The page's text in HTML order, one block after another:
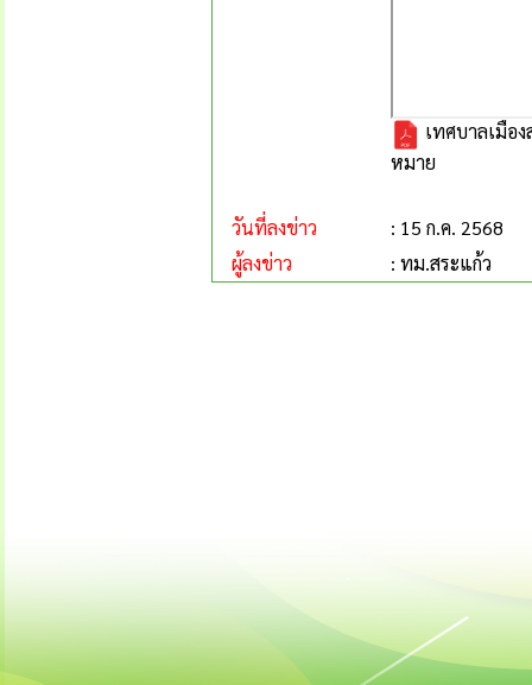
เทศบาลเมือ
หมาย
วันที่ลงข่าว
: 15 ก.ค. 2568
ผู้ลงข่าว
: ทม.สระแก้ว